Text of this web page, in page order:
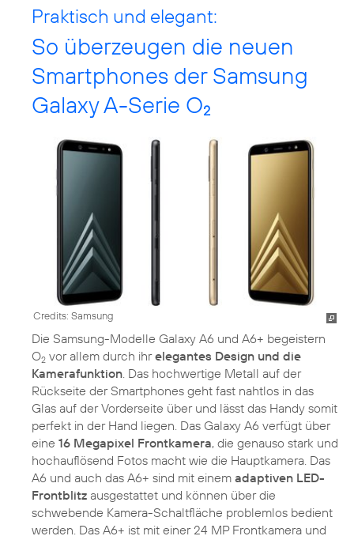
Praktisch und elegant:
So überzeugen die neuen
Smartphones der Samsung
Galaxy A-Serie O2
Credits: Samsung
Die Samsung-Modelle Galaxy A6 und A6+ begeistern
O2 vor allem durch ihrelegantes Design und die
Kamerafunktion . Das hochwertige Metall auf der
Rückseite der Smartphones geht fast nahtlos in das
Glas auf der Vorderseite über und lässt das Handy somit
perfekt in der Hand liegen. Das Galaxy A6 verfügt über
eine 16 Megapixel Frontkamera, die genauso stark und
hochauflösend Fotos macht wie die Hauptkamera. Das
A6 und auch das A6+ sind mit einem adaptiven LED-
Frontblitz ausgestattet und können über die
schwebende Kamera-Schaltfläche problemlos bedient
werden. Das A6+ ist mit einer 24 MP Frontkamera und